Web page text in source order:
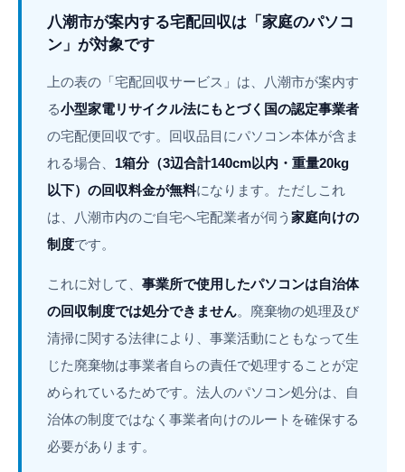
八潮市が案内する宅配回収は「家庭のパソコ
ン」が対象です
上の表の「宅配回収サービス」は、八潮市が案内す
る小型家電リサイクル法にもとづく国の認定事業者
の宅配便回収です。回収品目にパソコン本体が含ま
れる場合、 1箱分（3辺合計140cm以内・重量20kg
以下）の回収料金が無料になります。ただしこれ
は、八潮市内のご自宅へ宅配業者が伺う 家庭向けの
制度です。
これに対して、 事業所で使用したパソコンは自治体
の回収制度では処分できません。廃棄物の処理及び
清掃に関する法律により、事業活動にともなって生
じた廃棄物は事業者自らの責任で処理することが定
められているためです。法人のパソコン処分は、自
治体の制度ではなく事業者向けのルートを確保する
必要があります。